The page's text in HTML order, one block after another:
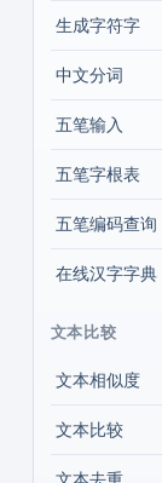
生成字符字
中文分词
五笔输入
五笔字根表
五笔编码查询
在线汉字字典
文本比较
文本相似度
文本比较